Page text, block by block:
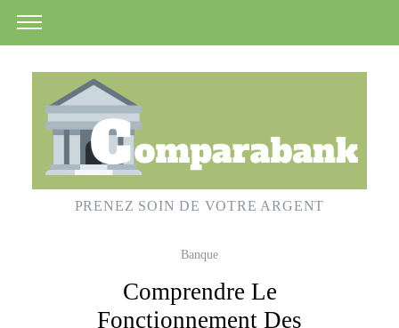
PRENEZ SOIN DE VOTRE ARGENT
Banque
Comprendre Le
Fonctionnement Des